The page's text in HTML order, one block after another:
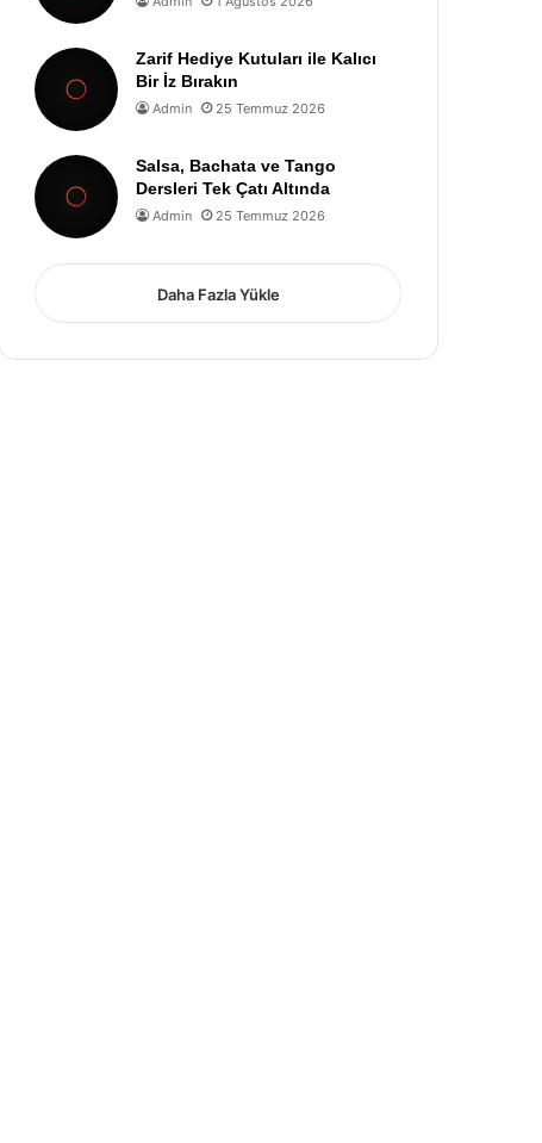
Zarif Hediye Kutuları ile Kalıcı
Bir İz Bırakın
Admin 25 Temmuz 2026
Salsa, Bachata ve Tango
Dersleri Tek Çatı Altında
Admin 25 Temmuz 2026
Daha Fazla Yükle